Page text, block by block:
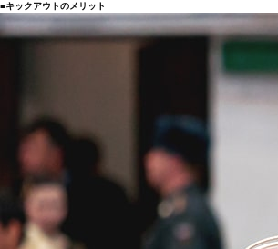
■キックアウトのメリット